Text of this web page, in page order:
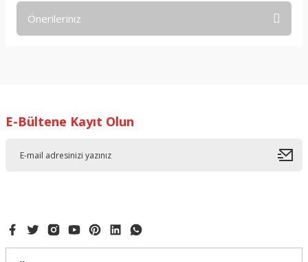
Önerileriniz
Ürün resmi kalitesiz, bozuk veya görüntülenemiyor.
E-Bültene Kayıt Olun